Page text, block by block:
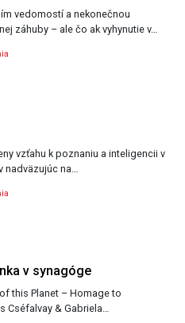
vedomostí a nekonečnou
záhuby – ale čo ak vyhynutie v…
vzťahu k poznaniu a inteligencii v
na…
v synagóge
this Planet – Homage to
Slnka v Synagóge András Cséfalvay & Gabriela…